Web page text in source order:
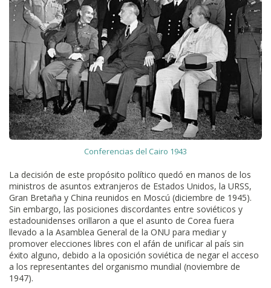
Conferencias del Cairo 1943
La decisión de este propósito político quedó en manos de los
ministros de asuntos extranjeros de Estados Unidos, la URSS,
Gran Bretaña y China reunidos en Moscú (diciembre de 1945).
Sin embargo, las posiciones discordantes entre soviéticos y
estadounidenses orillaron a que el asunto de Corea fuera
llevado a la Asamblea General de la ONU para mediar y
promover elecciones libres con el afán de unificar al país sin
éxito alguno, debido a la oposición soviética de negar el acceso
a los representantes del organismo mundial (noviembre de
1947).